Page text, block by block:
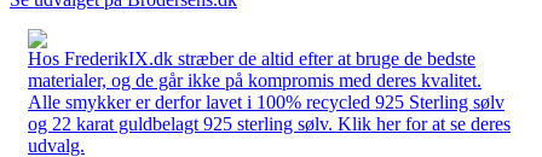
Hos FrederikIX.dk stræber de altid efter at bruge de bedste
materialer, og de går ikke på kompromis med deres kvalitet.
Alle smykker er derfor lavet i 100% recycled 925 Sterling sølv
og 22 karat guldbelagt 925 sterling sølv. Klik her for at se deres
udvalg.